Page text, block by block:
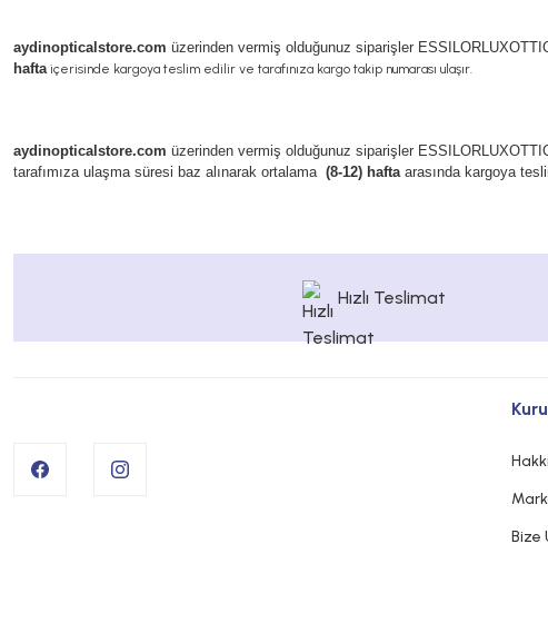
aydinopticalstore.com üzerinden vermiş olduğunuz siparişler
haftaiçerisinde kargoya teslim edilir ve tarafınıza kargo takip numarası ulaşır.
aydinopticalstore.com üzerinden vermiş olduğunuz siparişler
tarafımıza ulaşma süresi baz alınarak ortalama (8-12) haftaarasında kargoya
Hızlı Teslimat
Bize